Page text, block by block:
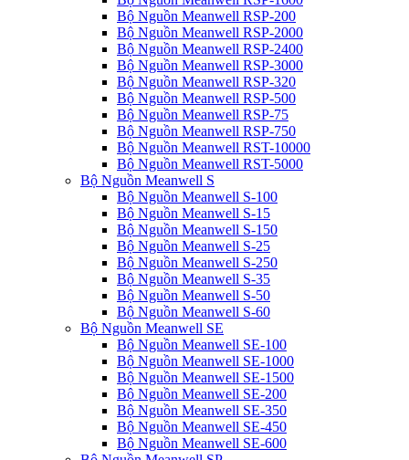
Bộ Nguồn Meanwell RSP-200
Bộ Nguồn Meanwell RSP-2000
Bộ Nguồn Meanwell RSP-2400
Bộ Nguồn Meanwell RSP-3000
Bộ Nguồn Meanwell RSP-320
Bộ Nguồn Meanwell RSP-500
Bộ Nguồn Meanwell RSP-75
Bộ Nguồn Meanwell RSP-750
Bộ Nguồn Meanwell RST-10000
Bộ Nguồn Meanwell RST-5000
Bộ Nguồn Meanwell S
Bộ Nguồn Meanwell S-100
Bộ Nguồn Meanwell S-15
Bộ Nguồn Meanwell S-150
Bộ Nguồn Meanwell S-25
Bộ Nguồn Meanwell S-250
Bộ Nguồn Meanwell S-35
Bộ Nguồn Meanwell S-50
Bộ Nguồn Meanwell S-60
Bộ Nguồn Meanwell SE
Bộ Nguồn Meanwell SE-100
Bộ Nguồn Meanwell SE-1000
Bộ Nguồn Meanwell SE-1500
Bộ Nguồn Meanwell SE-200
Bộ Nguồn Meanwell SE-350
Bộ Nguồn Meanwell SE-450
Bộ Nguồn Meanwell SE-600